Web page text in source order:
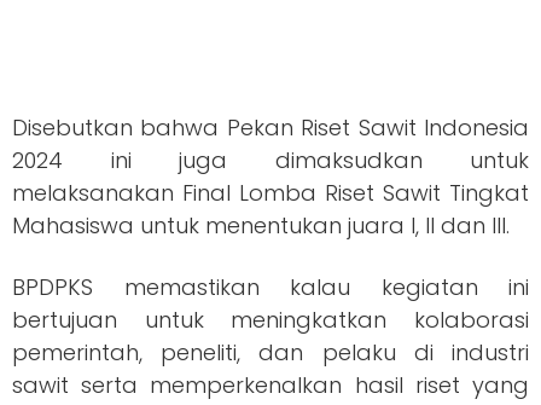
Disebutkan bahwa Pekan Riset Sawit Indonesia
2024 ini juga dimaksudkan untuk
melaksanakan Final Lomba Riset Sawit Tingkat
Mahasiswa untuk menentukan juara I, II dan III.
BPDPKS memastikan kalau kegiatan ini
bertujuan untuk meningkatkan kolaborasi
pemerintah, peneliti, dan pelaku di industri
sawit serta memperkenalkan hasil riset yang